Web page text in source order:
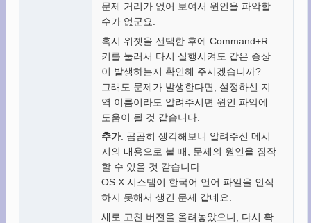
문제 거리가 없어 보여서 원인을 파악할
수가 없군요.
혹시 위젯을 선택한 후에 Command+R
키를 눌러서 다시 실행시켜도 같은 증상
이 발생하는지 확인해 주시겠습니까?
그래도 문제가 발생한다면, 설정하신 지
역 이름이라도 알려주시면 원인 파악에
도움이 될 것 같습니다.
추가: 곰곰히 생각해보니 알려주신 메시
지의 내용으로 볼 때, 문제의 원인을 짐작
할 수 있을 것 같습니다.
OS X 시스템이 한국어 언어 파일을 인식
하지 못해서 생긴 문제 같네요.
새로 고친 버전을 올려놓았으니, 다시 확